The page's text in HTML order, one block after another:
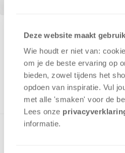
Deze website maakt
Wie houdt er niet van:
om je de beste ervaring op
bieden, zowel tijdens het
opdoen van inspiratie. Vul
met alle 'smaken' voor de
Lees onze
informatie.
Uit het
ONTVANG 170
UIT HET